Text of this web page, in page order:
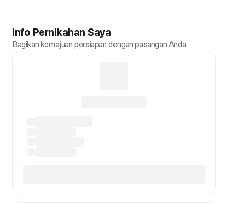
Info Pernikahan Saya
Bagikan kemajuan persiapan dengan pasangan Anda